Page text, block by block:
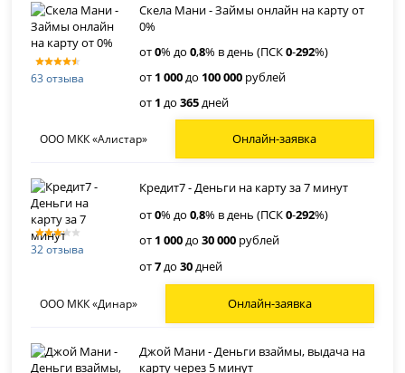
63 отзыва
Скела Мани - Займы онлайн на карту от
0%
от0% до0,8% в день (ПСК0-292%)
от 1 000до 100 000 рублей
от 1 до365дней
ООО МКК «Алистар» Онлайн-заявка
32 отзыва
Кредит7 - Деньги на карту за 7 минут
от0% до0,8% в день (ПСК0-292%)
от 1 000до30 000 рублей
от7до30дней
ООО МКК «Динар» Онлайн-заявка
Джой Мани - Деньги взаймы, выдача на
карту через 5 минут